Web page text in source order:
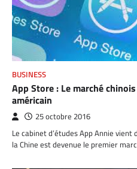
BUSINESS
App Store : Le marché
américain
25 octobre 2016
Le cabinet d’études App Annie
la Chine est devenue le premier